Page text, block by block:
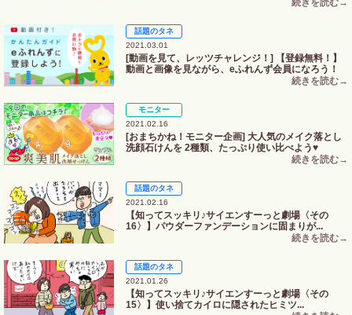
話題のタネ
2021.03.01
[動画を見て、レッツチャレンジ！] 【登録無料！】
動画と画像を見ながら、eふれんず会員になろう！
モニター
2021.02.16
[おまちかね！モニター企画] 大人気のメイク落とし
洗顔石けんを 2種類、たっぷり使い比べよう♥
話題のタネ
2021.02.16
【知ってスッキリ♪サイエンすーっと劇場〈その
16〉】パウダーファンデーションに固まりが...
話題のタネ
2021.01.26
【知ってスッキリ♪サイエンすーっと劇場〈その
15〉】使い捨てカイロに隠されたヒミツ...